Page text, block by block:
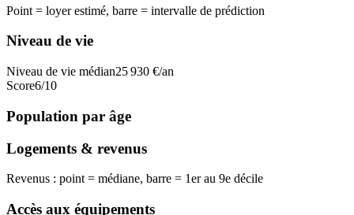
Point = loyer estimé, barre = intervalle de prédiction
Niveau de vie
Niveau de vie médian25 930 €/an
Score6/10
Population par âge
Logements & revenus
Revenus : point = médiane, barre = 1er au 9e décile
Accès aux équipements